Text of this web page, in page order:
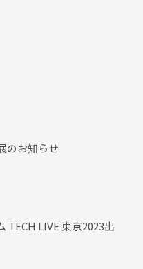
のお知らせ
TECH LIVE 東京2023出